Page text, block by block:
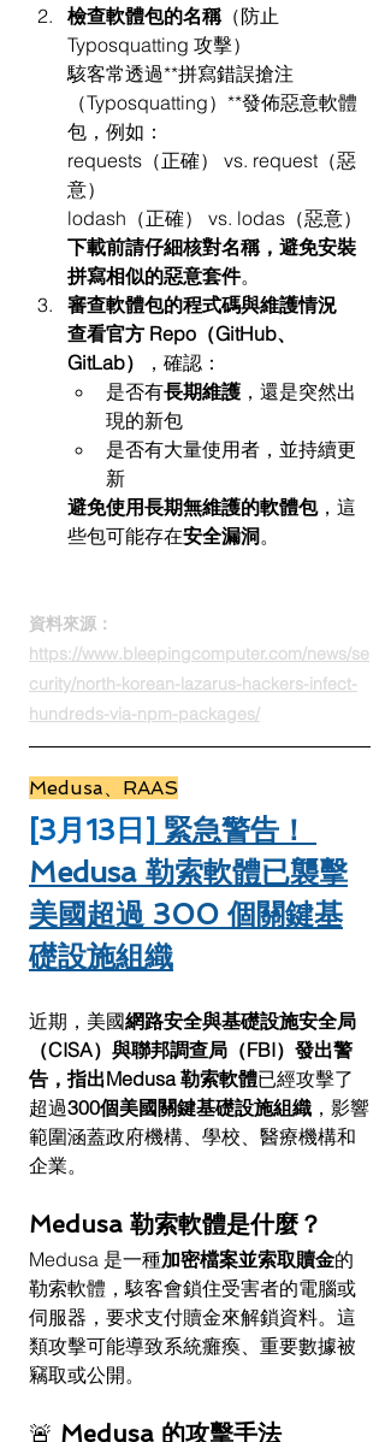
檢查軟體包的名稱（防止
Typosquatting 攻擊）
駭客常透過**拼寫錯誤搶注
（Typosquatting）**發佈惡意軟體
包，例如：
requests（正確） vs. request（惡
意）
lodash（正確） vs. lodas（惡意）
下載前請仔細核對名稱，避免安裝
拼寫相似的惡意套件。
審查軟體包的程式碼與維護情況
查看官方 Repo（GitHub、
GitLab）
，確認：
是否有長期維護 ，還是突然出
現的新包
是否有大量使用者，並持續更
新
避免使用長期無維護的軟體包，這
些包可能存在安全漏洞。
資料來源：
https://www.bleepingcomputer.com/news/se
curity/north-korean-lazarus-hackers-infect-
hundreds-via-npm-packages/
Medusa、RAAS
[3月13日] 緊急警告！
Medusa 勒索軟體已襲擊
美國超過 300 個關鍵基
礎設施組織
近期，美國網路安全與基礎設施安全局
（CISA）與聯邦調查局（FBI）發出警
告，指出Medusa 勒索軟體已經攻擊了
超過300個美國關鍵基礎設施組織 ，影響
範圍涵蓋政府機構、學校、醫療機構和
企業。
Medusa 勒索軟體是什麼？
Medusa 是一種加密檔案並索取贖金的
勒索軟體，駭客會鎖住受害者的電腦或
伺服器，要求支付贖金來解鎖資料。這
類攻擊可能導致系統癱瘓、重要數據被
竊取或公開。
🚨 Medusa 的攻擊手法